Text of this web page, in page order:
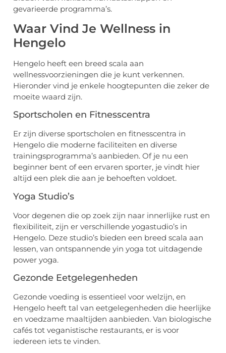
gevarieerde programma’s.
Waar Vind Je Wellness in
Hengelo
Hengelo heeft een breed scala aan
wellnessvoorzieningen die je kunt verkennen.
Hieronder vind je enkele hoogtepunten die zeker de
moeite waard zijn.
Sportscholen en Fitnesscentra
Er zijn diverse sportscholen en fitnesscentra in
Hengelo die moderne faciliteiten en diverse
trainingsprogramma’s aanbieden. Of je nu een
beginner bent of een ervaren sporter, je vindt hier
altijd een plek die aan je behoeften voldoet.
Yoga Studio’s
Voor degenen die op zoek zijn naar innerlijke rust en
flexibiliteit, zijn er verschillende yogastudio’s in
Hengelo. Deze studio’s bieden een breed scala aan
lessen, van ontspannende yin yoga tot uitdagende
power yoga.
Gezonde Eetgelegenheden
Gezonde voeding is essentieel voor welzijn, en
Hengelo heeft tal van eetgelegenheden die heerlijke
en voedzame maaltijden aanbieden. Van biologische
cafés tot veganistische restaurants, er is voor
iedereen iets te vinden.